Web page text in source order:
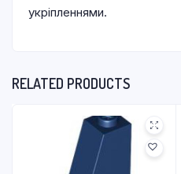
укріпленнями.
RELATED PRODUCTS